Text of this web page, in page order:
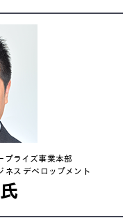
プライズ事業本部
ネス デベロップメント